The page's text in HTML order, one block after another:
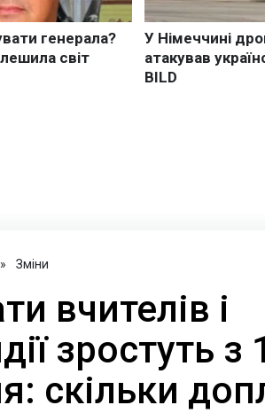
» Зміни
вчителів і
зростуть з 1
скільки